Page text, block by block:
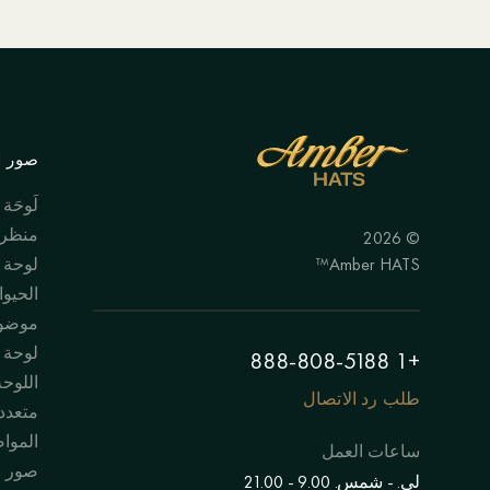
© 2026
Amber HATS™
+1 888-808-5188
طلب رد الاتصال
ساعات العمل
لي. - شمس. 9.00 - 21.00
صور
لَوحَة
لوحة
لوحة
صور